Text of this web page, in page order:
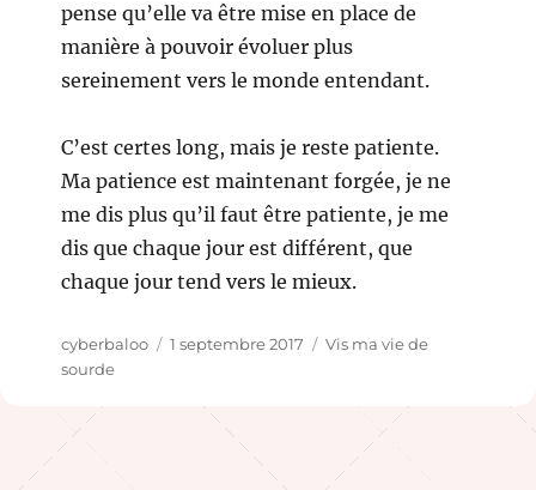
pense qu’elle va être mise en place de
manière à pouvoir évoluer plus
sereinement vers le monde entendant.
C’est certes long, mais je reste patiente.
Ma patience est maintenant forgée, je ne
me dis plus qu’il faut être patiente, je me
dis que chaque jour est différent, que
chaque jour tend vers le mieux.
Auteur
cyberbaloo
Publié
1 septembre 2017 Catégories
Vis ma vie de
sourde